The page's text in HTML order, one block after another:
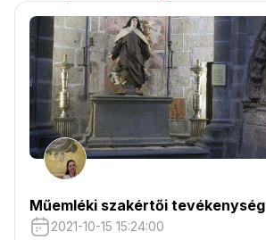
Műemléki szakértői tevékenység
2021-10-15 15:24:00